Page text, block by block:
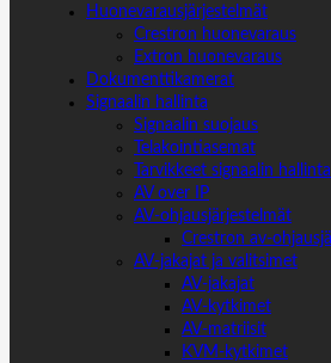
Huonevarausjärjestelmät
Crestron huonevaraus
Extron huonevaraus
Dokumenttikamerat
Signaalin hallinta
Signaalin suojaus
Telakointiasemat
Tarvikkeet signaalin
AV over IP
AV-ohjausjärjestelmät
Crestron av-
AV-jakajat ja valitsimet
AV-jakajat
AV-kytkimet
AV-matriisit
KVM-kytkimet